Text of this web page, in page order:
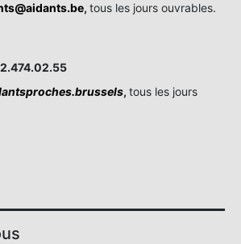
, tous les jours ouvrables.
, tous les jours